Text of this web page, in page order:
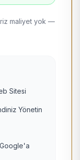
maliyet yok —
Sitesi
Yönetin